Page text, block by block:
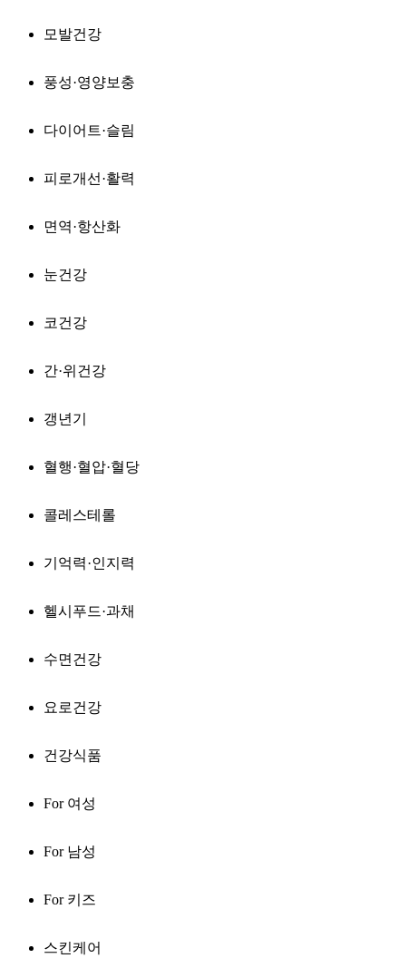
모발건강
풍성·영양보충
다이어트·슬림
피로개선·활력
면역·항산화
눈건강
코건강
간·위건강
갱년기
혈행·혈압·혈당
콜레스테롤
기억력·인지력
헬시푸드·과채
수면건강
요로건강
건강식품
For 여성
For 남성
For 키즈
스킨케어